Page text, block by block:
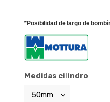
*Posibilidad de largo de
Medidas cilindro